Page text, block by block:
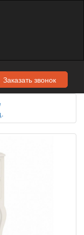
Заказать звонок